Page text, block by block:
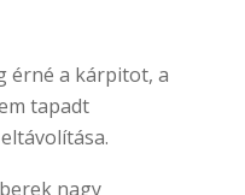
érné a kárpitot, a
tapadt
nagy